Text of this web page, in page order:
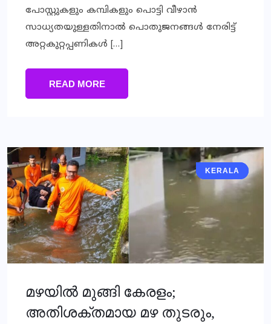
പോസ്റ്റുകളും കമ്പികളും പൊട്ടി വീഴാന്‍
സാധ്യതയുള്ളതിനാല്‍ പൊതുജനങ്ങള്‍ നേരിട്ട്
അറ്റകുറ്റപ്പണികള്‍ […]
READ MORE
KERALA
KERALA
മഴയില്‍ മുങ്ങി കേരളം;
അതിശക്തമായ മഴ തുടരും,